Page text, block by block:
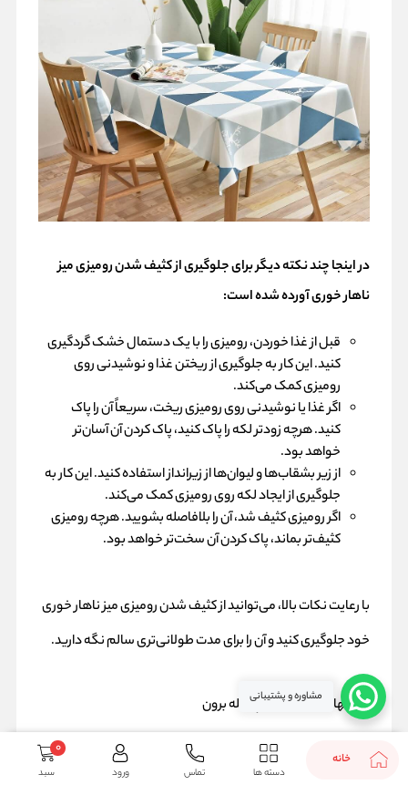
در اینجا چند نکته دیگر برای جلوگیری از کثیف شدن رومیزی میز
ناهار خوری آورده شده است:
قبل از غذا خوردن، رومیزی را با یک دستمال خشک گردگیری
کنید. این کار به جلوگیری از ریختن غذا و نوشیدنی روی
رومیزی کمک می‌کند.
اگر غذا یا نوشیدنی روی رومیزی ریخت، سریعاً آن را پاک
کنید. هرچه زودتر لکه را پاک کنید، پاک کردن آن آسان‌تر
خواهد بود.
از زیر بشقاب‌ها و لیوان‌ها از زیرانداز استفاده کنید. این کار به
جلوگیری از ایجاد لکه روی رومیزی کمک می‌کند.
اگر رومیزی کثیف شد، آن را بلافاصله بشویید. هرچه رومیزی
کثیف‌تر بماند، پاک کردن آن سخت‌تر خواهد بود.
با رعایت نکات بالا، می‌توانید از کثیف شدن رومیزی میز ناهار خوری
خود جلوگیری کنید و آن را برای مدت طولانی‌تری سالم نگه دارید.
پیشنهاد خواندنی:خنچه بله برونمشاوره و پشتیبانی
خانه
دسته ها تماس ورود سبد
0